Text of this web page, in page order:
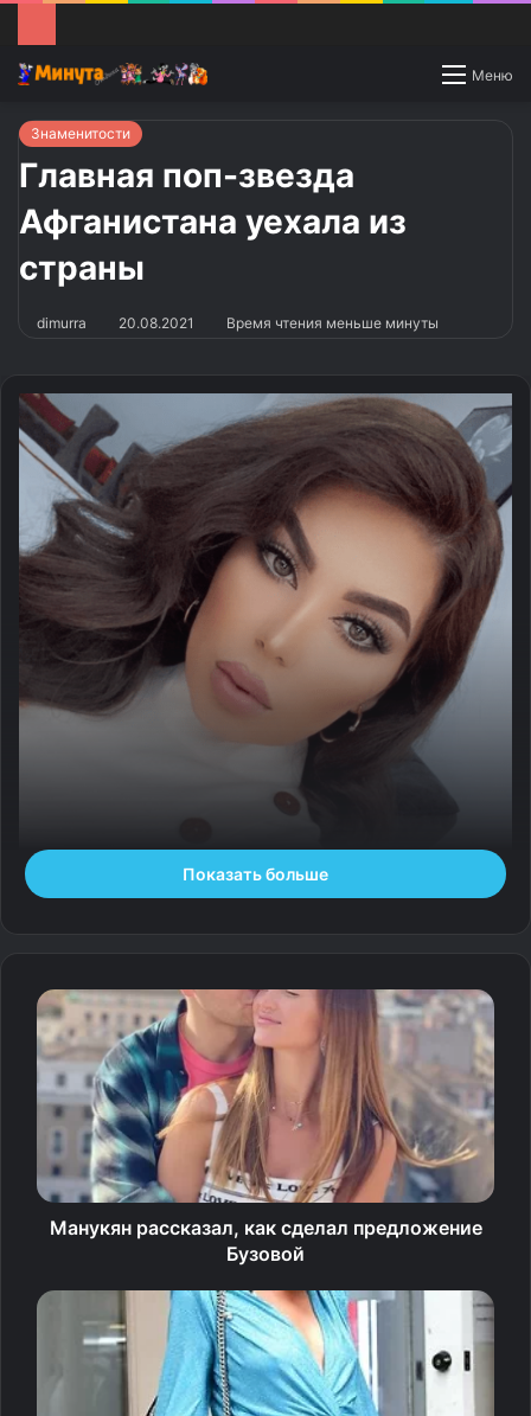
Меню
Switch
Знаменитости
Главная поп-звезда
Афганистана уехала из
страны
dimurra 20.08.2021 Время чтения меньше минуты
звездой Афганистана, вместе со своим мужем и
продюсером Хасибом Сайедом уехала из страны после
захвата власти «Талибаном» (террористическое
движение, запрещенное в России).
36-летняя артистка рассказала о своем успешном
отъезде из Афганистана сама, опубликовав в личном
«Инстаграме» несколько постов на эту тему.
Посмотреть эту публикацию в Instagram
Публикация от (@aryanasayeedofficial)
Показать больше
Манукян рассказал, как сделал предложение
Бузовой